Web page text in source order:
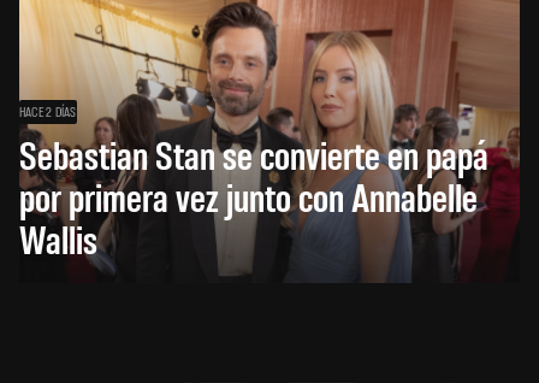
HACE 2 DÍAS
Sebastian Stan se convierte en papá
por primera vez junto con Annabelle
Wallis